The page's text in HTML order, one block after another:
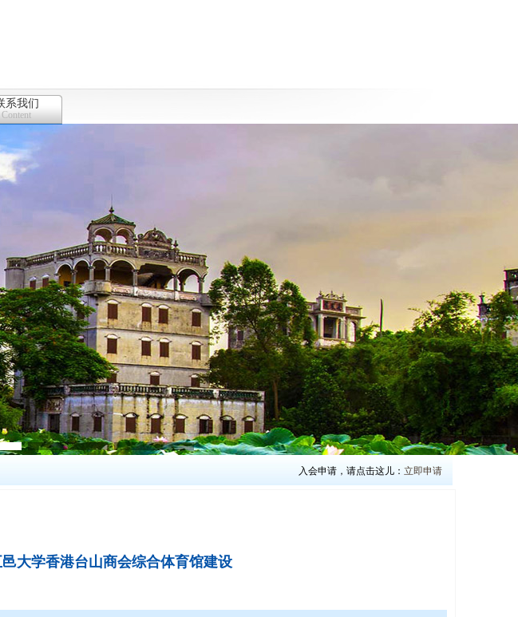
系我们
Content
入会申请，请点击这儿： 立即申请
大学香港台山商会综合体育馆建设